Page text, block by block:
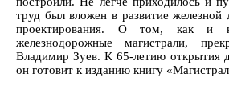
труд был вложен в развитие
проектирования. О том, как и
железнодорожные магистрали,
Владимир Зуев. К 65-летию открытия
он готовит к изданию книгу